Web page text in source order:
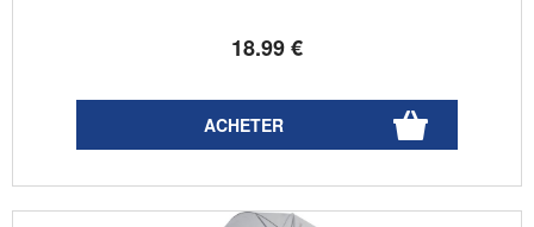
18.99€